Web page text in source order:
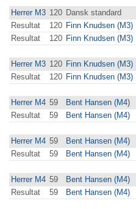
Herrer M3 120 Dansk standard
Resultat
120 Finn Knudsen (M3)
Resultat
120 Finn Knudsen (M3)
Herrer M3 120 Finn Knudsen (M3)
Resultat
120 Finn Knudsen (M3)
Herrer M4 59 Bent Hansen (M4)
Resultat
59 Bent Hansen (M4)
Herrer M4 59 Bent Hansen (M4)
Resultat
59 Bent Hansen (M4)
Herrer M4 59 Bent Hansen (M4)
Resultat
59 Bent Hansen (M4)